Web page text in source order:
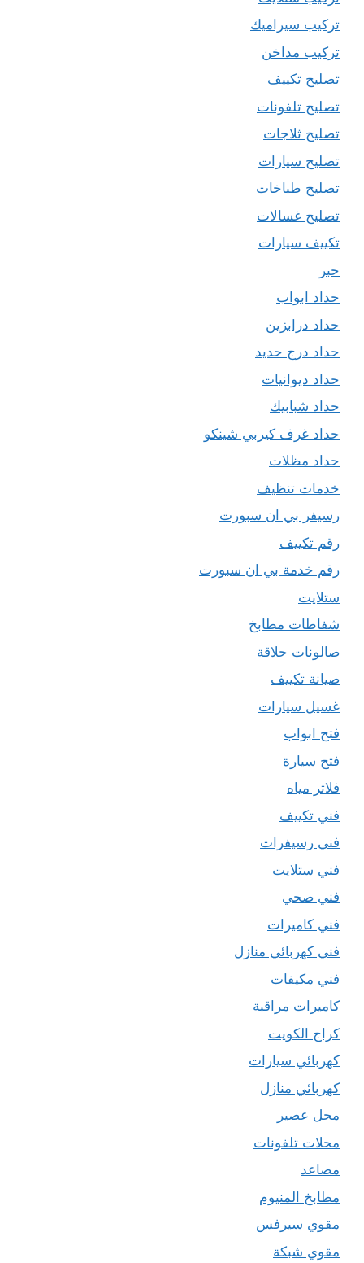
تركيب سيراميك
تركيب مداخن
تصليح تكييف
تصليح تلفونات
تصليح ثلاجات
تصليح سيارات
تصليح طباخات
تصليح غسالات
تكييف سيارات
حبر
حداد ابواب
حداد درابزين
حداد درج حديد
حداد ديوانيات
حداد شبابيك
حداد غرف كيربي شينكو
حداد مظلات
خدمات تنظيف
رسيفر بي ان سبورت
رقم تكييف
رقم خدمة بي ان سبورت
ستلايت
شفاطات مطابخ
صالونات حلاقة
صيانة تكييف
غسيل سيارات
فتح ابواب
فتح سيارة
فلاتر مياه
فني تكييف
فني رسيفرات
فني ستلايت
فني صحي
فني كاميرات
فني كهربائي منازل
فني مكيفات
كاميرات مراقبة
كراج الكويت
كهربائي سيارات
كهربائي منازل
محل عصير
محلات تلفونات
مصاعد
مطابخ المنيوم
مقوي سيرفس
مقوي شبكة